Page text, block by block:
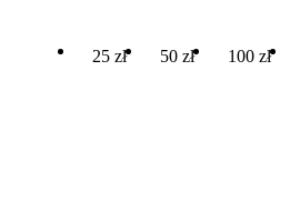
25 zł 50 zł 100 zł